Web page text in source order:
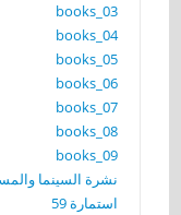
books_03
books_04
books_05
books_06
books_07
books_08
books_09
نشرة السينما
استمارة 59